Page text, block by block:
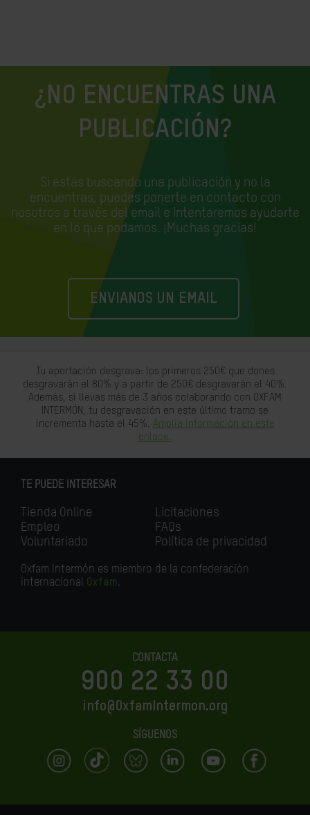
¿NO ENCUENTRAS UNA
PUBLICACIÓN?
Si estás buscando una publicación y no la
encuentras, puedes ponerte en contacto con
nosotros a través del email e intentaremos ayudarte
en lo que podamos. ¡Muchas gracias!
ENVIANOS UN EMAIL
Tu aportación desgrava: los primeros 250€ que dones
desgravarán el 80% y a partir de 250€ desgravarán el 40%.
Además, si llevas más de 3 años colaborando con OXFAM
INTERMÓN, tu desgravación en este último tramo se
incrementa hasta el 45%. Amplia información en este
enlace.
TE PUEDE INTERESAR
Tienda Online
Empleo
Voluntariado
Licitaciones
FAQs
Política de privacidad
Oxfam Intermón es miembro de la confederación
internacional Oxfam.
CONTACTA
900 22 33 00
info@OxfamIntermon.org
SÍGUENOS